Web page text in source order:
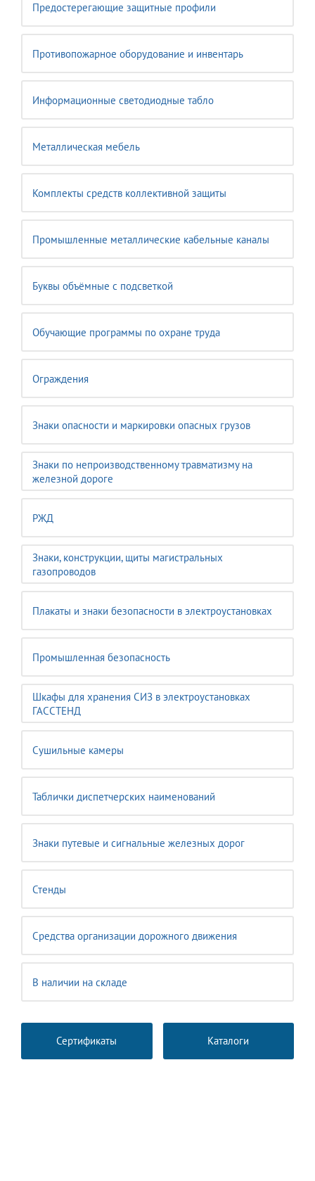
Предостерегающие защитные профили
Противопожарное оборудование и инвентарь
Информационные светодиодные табло
Металлическая мебель
Комплекты средств коллективной защиты
Промышленные металлические кабельные каналы
Буквы объёмные с подсветкой
Обучающие программы по охране труда
Ограждения
Знаки опасности и маркировки опасных грузов
Знаки по непроизводственному травматизму на
железной дороге
РЖД
Знаки, конструкции, щиты магистральных
газопроводов
Плакаты и знаки безопасности в электроустановках
Промышленная безопасность
Шкафы для хранения СИЗ в электроустановках
ГАССТЕНД
Сушильные камеры
Таблички диспетчерских наименований
Знаки путевые и сигнальные железных дорог
Стенды
Средства организации дорожного движения
В наличии на складе
Сертификаты Каталоги